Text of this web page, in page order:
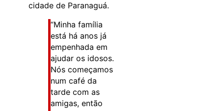
cidade de Paranaguá.
“Minha família
está há anos já
empenhada em
ajudar os idosos.
Nós começamos
num café da
tarde com as
amigas, então